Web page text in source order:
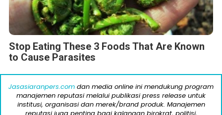
Stop Eating These 3 Foods That Are Known
to Cause Parasites
Jasasiaranpers.com dan media online ini mendukung program
manajemen reputasi melalui publikasi press release untuk
institusi, organisasi dan merek/brand produk. Manajemen